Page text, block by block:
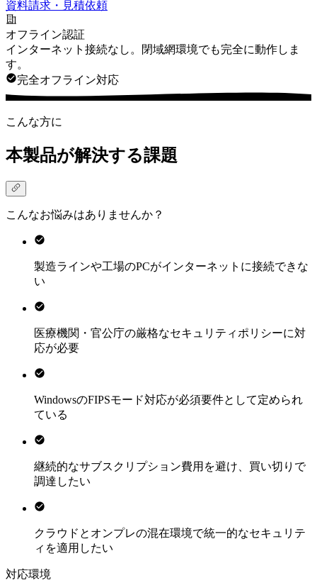
資料請求・見積依頼
オフライン認証
インターネット接続なし。閉域網環境でも完全に動作しま
す。
完全オフライン対応
こんな方に
本製品が解決する課題
こんなお悩みはありませんか？
製造ラインや工場のPCがインターネットに接続できな
い
医療機関・官公庁の厳格なセキュリティポリシーに対
応が必要
WindowsのFIPSモード対応が必須要件として定められ
ている
継続的なサブスクリプション費用を避け、買い切りで
調達したい
クラウドとオンプレの混在環境で統一的なセキュリテ
ィを適用したい
対応環境